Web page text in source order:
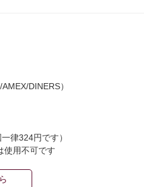
DINERS）
律324円です）
使用不可です